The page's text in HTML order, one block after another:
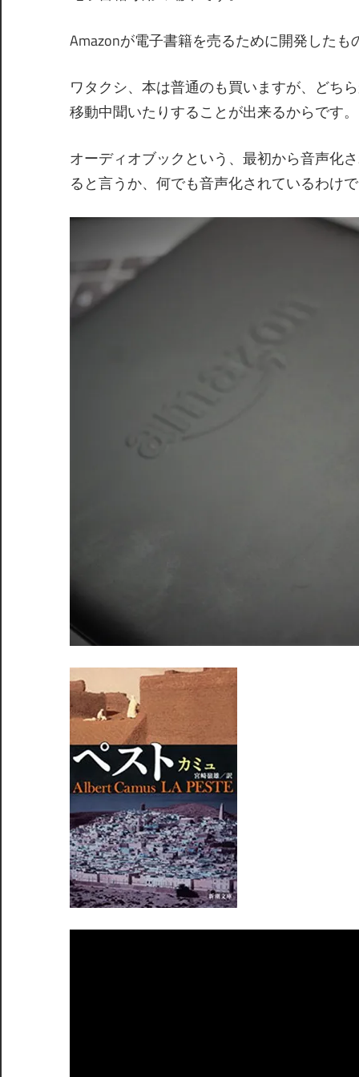
Amazonが電子書籍を売るために開発したも
ワタクシ、本は普通のも買いますが、どち
移動中聞いたりすることが出来るからです。
オーディオブックという、最初から音声化
ると言うか、何でも音声化されているわけ